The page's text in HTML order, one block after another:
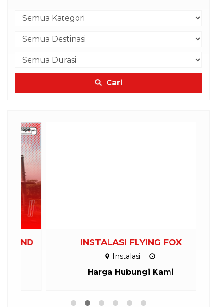
Cari
INSTALASI FLYING FOX
Instalasi
Harga Hubungi Kami